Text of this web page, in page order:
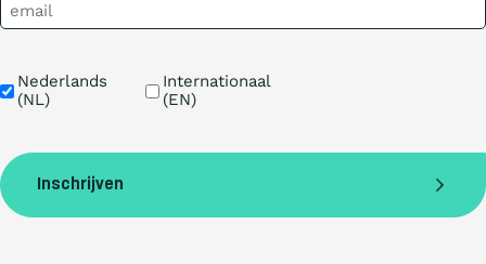
TaalNederlands
(NL)
Internationaal
(EN)
Inschrijven